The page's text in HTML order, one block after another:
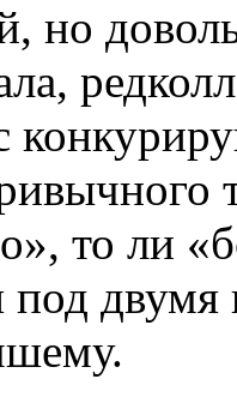
но
то ли
под